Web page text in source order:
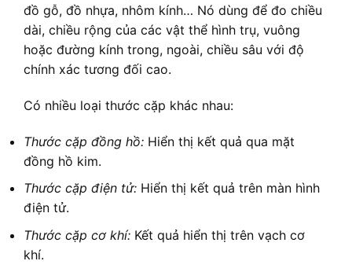
đồ gỗ, đồ nhựa, nhôm kính… Nó dùng để đo chiều
dài, chiều rộng của các vật thể hình trụ, vuông
hoặc đường kính trong, ngoài, chiều sâu với độ
chính xác tương đối cao.
Có nhiều loại thước cặp khác nhau:
Thước cặp đồng hồ: Hiển thị kết quả qua mặt
đồng hồ kim.
Thước cặp điện tử: Hiển thị kết quả trên màn hình
điện tử.
Thước cặp cơ khí: Kết quả hiển thị trên vạch cơ
khí.